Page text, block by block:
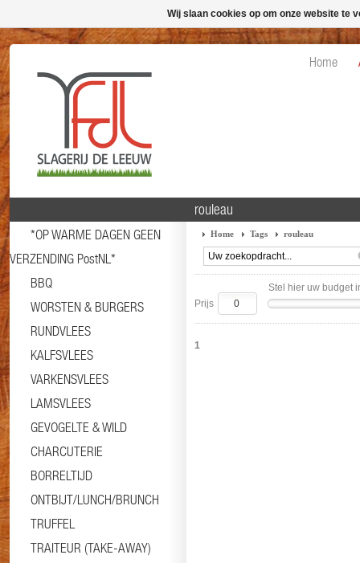
Home
*OP WARME DAGEN GEEN
VERZENDING PostNL*
BBQ
WORSTEN & BURGERS
RUNDVLEES
KALFSVLEES
VARKENSVLEES
LAMSVLEES
GEVOGELTE & WILD
CHARCUTERIE
BORRELTIJD
ONTBIJT/LUNCH/BRUNCH
TRUFFEL
TRAITEUR (TAKE-AWAY)
rouleau
Home Tags rouleau
Stel hier uw budget
Prijs
1
Wij slaan cookies op om onze website te